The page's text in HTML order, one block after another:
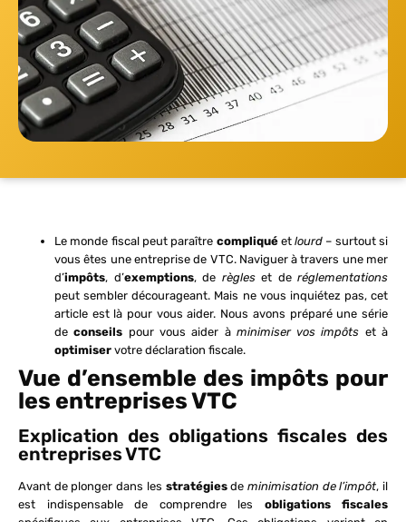
Le monde fiscal peut paraître compliquéetlourd – surtout si
vous êtes une entreprise de VTC. Naviguer à travers une mer
d’impôts, d’exemptions, de règleset de réglementations
peut sembler décourageant. Mais ne vous inquiétez pas, cet
article est là pour vous aider. Nous avons préparé une série
deconseils pour vous aider à minimiser vos impôts et à
optimiser votre déclaration fiscale.
Vue d’ensemble des impôts pour
les entreprises VTC
Explication des obligations fiscales des
entreprises VTC
Avant de plonger dans les stratégiesde minimisation de l’impôt, il
est indispensable de comprendre les obligations fiscales